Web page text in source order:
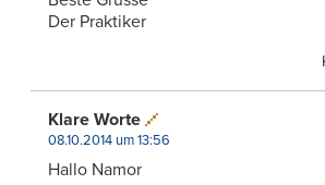
Der Praktiker
Klare Worte
08.10.2014 um 13:56
Hallo Namor